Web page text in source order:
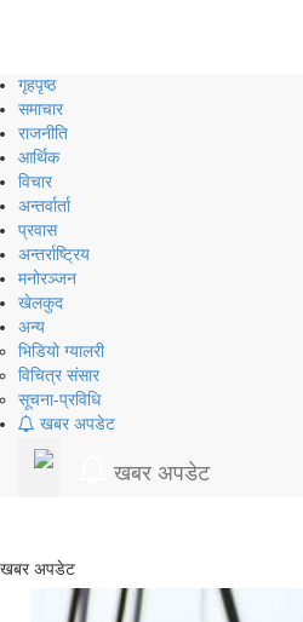
गृहपृष्ठ
समाचार
राजनीति
आर्थिक
विचार
अन्तर्वार्ता
प्रवास
अन्तर्राष्ट्रिय
मनोरञ्जन
खेलकुद
अन्य
भिडियो ग्यालरी
विचित्र संसार
सूचना-प्रविधि
खबर अपडेट
खबर अपडेट
खबर अपडेट